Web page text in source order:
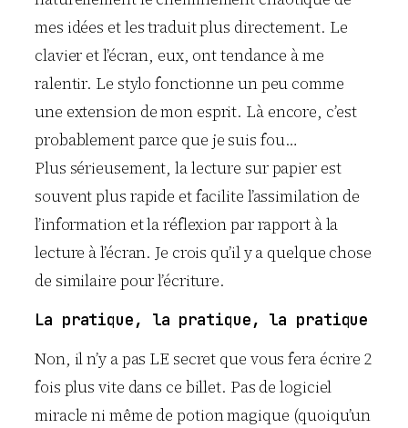
mes idées et les traduit plus directement. Le
clavier et l’écran, eux, ont tendance à me
ralentir. Le stylo fonctionne un peu comme
une extension de mon esprit. Là encore, c’est
probablement parce que je suis fou…
Plus sérieusement, la lecture sur papier est
souvent plus rapide et facilite l’assimilation de
l’information et la réflexion par rapport à la
lecture à l’écran. Je crois qu’il y a quelque chose
de similaire pour l’écriture.
La pratique, la pratique, la pratique
Non, il n’y a pas LE secret que vous fera écrire 2
fois plus vite dans ce billet. Pas de logiciel
miracle ni même de potion magique (quoiqu’un